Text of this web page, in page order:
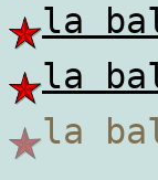
la
la
la